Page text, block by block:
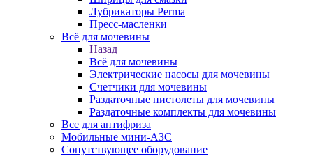
Лубрикаторы Perma
Пресс-масленки
Всё для мочевины
Назад
Всё для мочевины
Электрические насосы для мочевины
Счетчики для мочевины
Раздаточные пистолеты для мочевины
Раздаточные комплекты для мочевины
Все для антифриза
Мобильные мини-АЗС
Сопутствующее оборудование